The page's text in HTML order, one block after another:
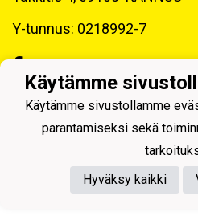
Y-tunnus: 0218992-7
Powered by
Käytämme
Käytämme sivustollamme
parantamiseksi sekä
Hyväksy kaikki